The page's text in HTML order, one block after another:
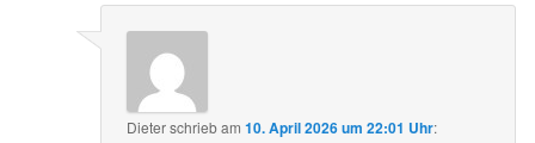
Dieterschriebam10. April 2026 um 22:01 Uhr: